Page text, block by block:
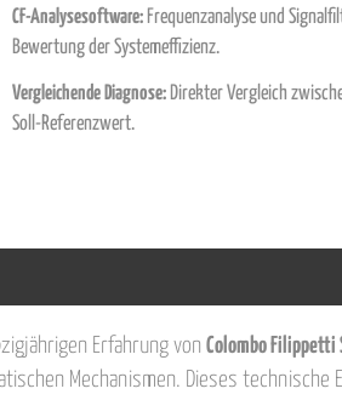
CF-Analysesoftware:Frequenzanalyse und
Bewertung der Systemeffizienz.
Vergleichende Diagnose:Direkter Vergleich
Soll-Referenzwert.
Erfahrung von Colombo Filippetti
Mechanismen. Dieses technische